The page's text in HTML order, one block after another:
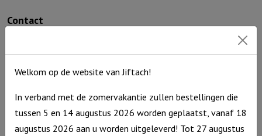
Contact
3861 NA Nijkerk
T: 06 – 4188 1025
KVK nr: 60086041
BTW nr: NL8537.59.820.B01
Welkom op de website van Jiftach!
In verband met de zomervakantie zullen bestellingen die
tussen 5 en 14 augustus 2026 worden geplaatst, vanaf 18
augustus 2026 aan u worden uitgeleverd! Tot 27 augustus